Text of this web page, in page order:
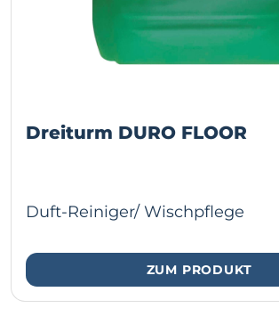
Dreiturm DURO FLOOR
Duft-Reiniger/ Wischpflege
ZUM PRODUKT